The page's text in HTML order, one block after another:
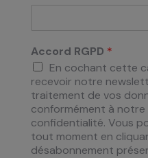
Accord RGPD *
En cochant cette
recevoir notre
traitement de vos
conformément à
confidentialité. Vous
tout moment en
désabonnement